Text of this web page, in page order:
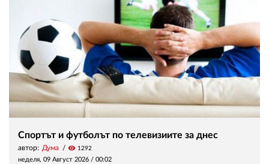
Спортът и футболът по телевизиите за днес
автор: Дума visibility 1292
неделя, 09 Август 2026 / 00:02